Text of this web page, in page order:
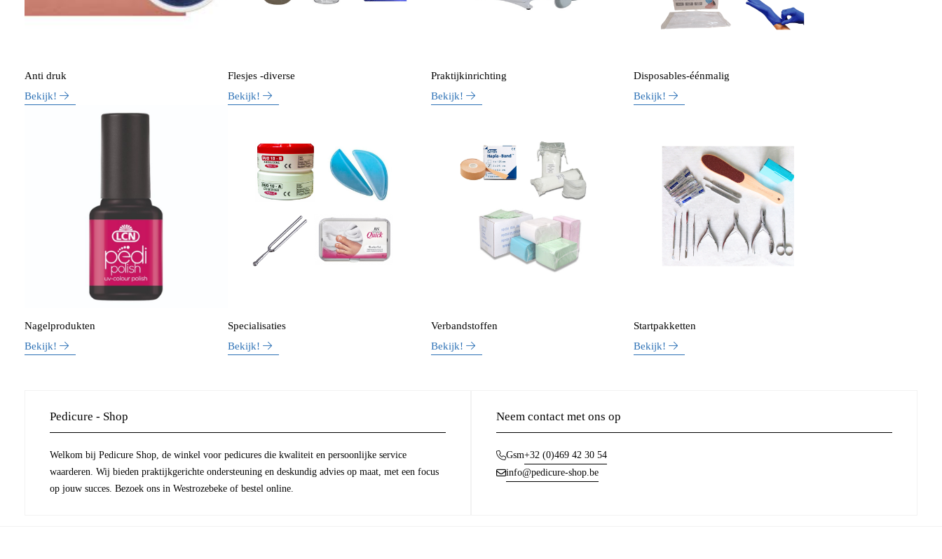
Anti druk
Bekijk!
Flesjes -diverse
Bekijk!
Praktijkinrichting
Bekijk!
Disposables-éénmalig
Bekijk!
Nagelprodukten
Bekijk!
Specialisaties
Bekijk!
Verbandstoffen
Bekijk!
Startpakketten
Bekijk!
Pedicure - Shop
Welkom bij Pedicure Shop, de winkel voor pedicures die kwaliteit en persoonlijke service
waarderen. Wij bieden praktijkgerichte ondersteuning en deskundig advies op maat, met een focus
op jouw succes. Bezoek ons in Westrozebeke of bestel online.
Neem contact met ons op
Gsm+32 (0)469 42 30 54
info@pedicure-shop.be